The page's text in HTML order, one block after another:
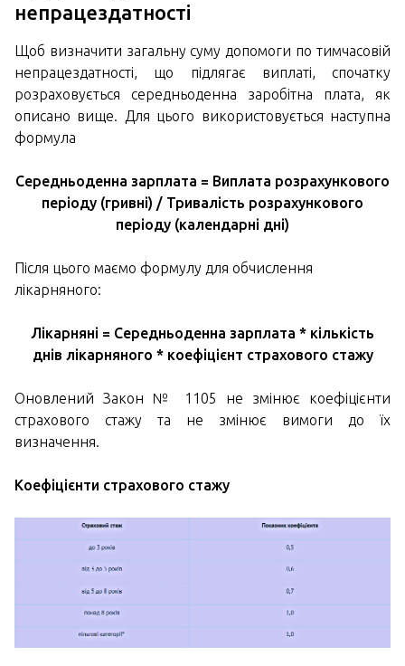
непрацездатності
Щоб визначити загальну суму допомоги по тимчасовій
непрацездатності, що підлягає виплаті, спочатку
розраховується середньоденна заробітна плата, як
описано вище. Для цього використовується наступна
формула
Середньоденна зарплата = Виплата розрахункового
періоду (гривні) / Тривалість розрахункового
періоду (календарні дні)
Після цього маємо формулу для обчислення
лікарняного:
Лікарняні = Середньоденна зарплата * кількість
днів лікарняного * коефіцієнт страхового стажу
Оновлений Закон № 1105 не змінює коефіцієнти
страхового стажу та не змінює вимоги до їх
визначення.
Коефіцієнти страхового стажу